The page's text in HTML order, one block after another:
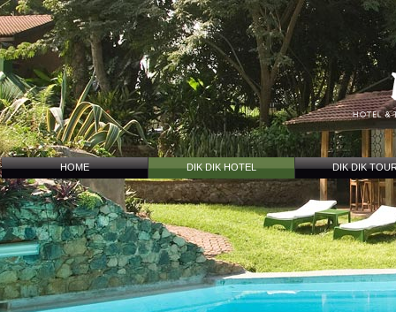
HOME DIK DIK HOTEL DIK DIK